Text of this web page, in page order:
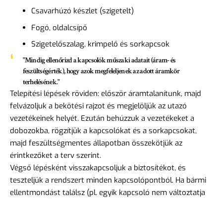
Csavarhúzó készlet (szigetelt)
Fogó, oldalcsípő
Szigetelőszalag, krimpelő és sorkapcsok
"Mindig ellenőrizd a kapcsolók műszaki adatait (áram- és
feszültségérték), hogy azok megfeleljenek az adott áramkör
terhelésének."
Telepítési lépések röviden: először áramtalanítunk, majd
felvázoljuk a bekötési rajzot és megjelöljük az utazó
vezetékeinek helyét. Ezután behúzzuk a vezetékeket a
dobozokba, rögzítjük a kapcsolókat és a sorkapcsokat,
majd feszültségmentes állapotban összekötjük az
érintkezőket a terv szerint.
Végső lépésként visszakapcsoljuk a biztosítékot, és
teszteljük a rendszert minden kapcsolópontból. Ha bármi
ellentmondást találsz (pl. egyik kapcsoló nem változtatja